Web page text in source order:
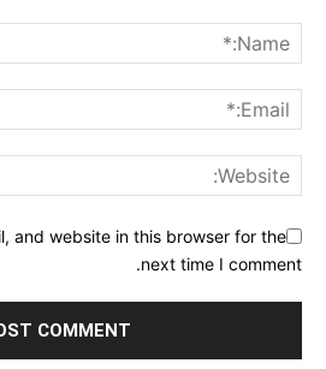
and website in this browser for the
next time I comment.